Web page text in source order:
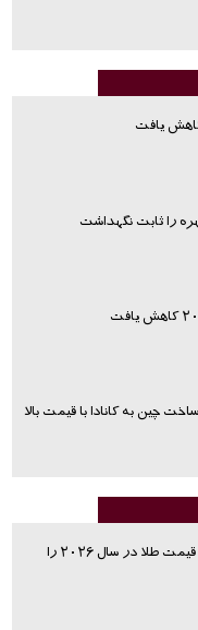
یافت
را ثابت نگهداشت
چین به کانادا با قیمت بالا
بانک آمریکا پیش‌بینی میانگین قیمت طلا در سال ۲۰۲۶ را